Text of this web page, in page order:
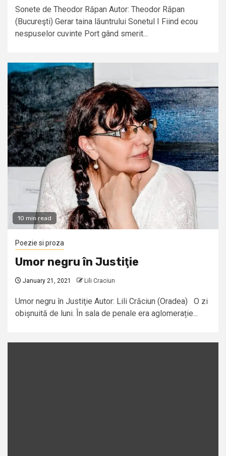
Sonete de Theodor Răpan Autor: Theodor Răpan
(Bucureşti) Gerar taina lăuntrului Sonetul I Fiind ecou
nespuselor cuvinte Port gând smerit...
10 min read
Poezie si proza
Umor negru în Justiţie
January 21, 2021 Lili Craciun
Umor negru în Justiţie Autor: Lili Crăciun (Oradea) O zi
obișnuită de luni. În sala de penale era aglomerație...